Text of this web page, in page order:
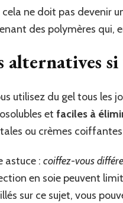
cela ne doit pas devenir
des polymères qui,
alternatives
utilisez du gel tous les
et faciles à
ou crèmes
astuce : coiffez-vous
en soie peuvent
sur ce sujet, vous